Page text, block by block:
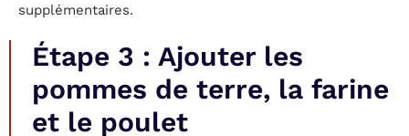
supplémentaires.
Étape 3 : Ajouter les
pommes de terre, la farine
et le poulet